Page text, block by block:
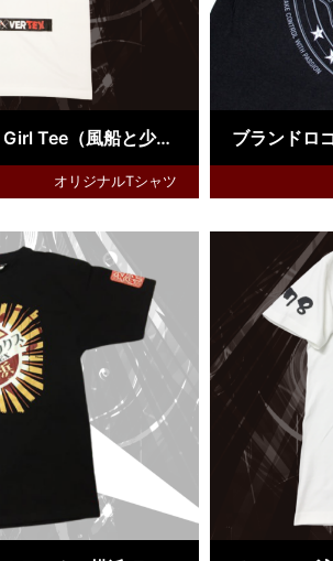
BRANDALISED Balloon Girl Tee（風船と少女：バンクシーグラフティアート）
オリジナルTシャツ
ブランドロ